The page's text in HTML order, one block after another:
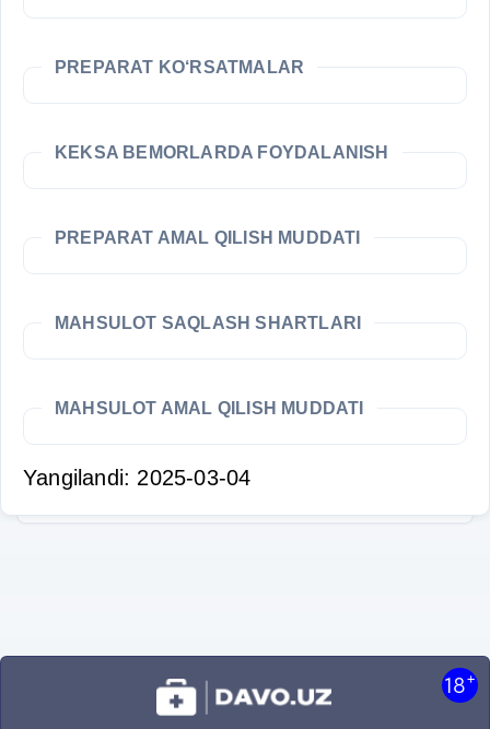
PREPARAT KO‘RSATMALAR
KEKSA BEMORLARDA FOYDALANISH
PREPARAT AMAL QILISH MUDDATI
MAHSULOT SAQLASH SHARTLARI
MAHSULOT AMAL QILISH MUDDATI
Yangilandi: 2025-03-04
18+